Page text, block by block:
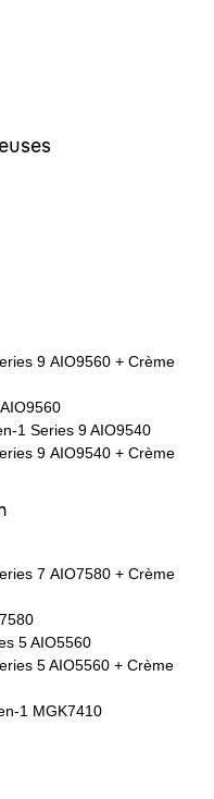
9 AIO9560 + Crème
1 Series 9 AIO9540
9 AIO9540 + Crème
7 AIO7580 + Crème
5 AIO5560
5 AIO5560 + Crème
1 MGK7410